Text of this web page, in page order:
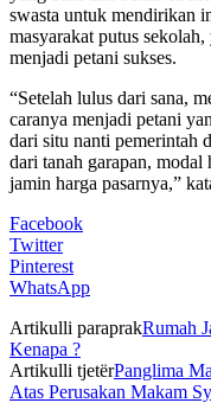
swasta untuk mendirikan
masyarakat putus
menjadi petani sukses.
“Setelah lulus dari sana,
caranya menjadi petani
dari situ nanti pemerintah
dari tanah garapan,
jamin harga pasarnya,”
Facebook
Twitter
Pinterest
WhatsApp
Artikulli paraprakRumah
Kenapa ?
Artikulli tjetërPanglima
Atas Perusakan Makam